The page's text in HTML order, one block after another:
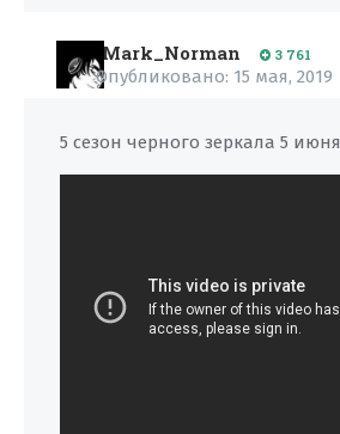
Mark_Norman 3 761
Опубликовано: 15 мая, 2019
5 сезон черного зеркала 5 июня